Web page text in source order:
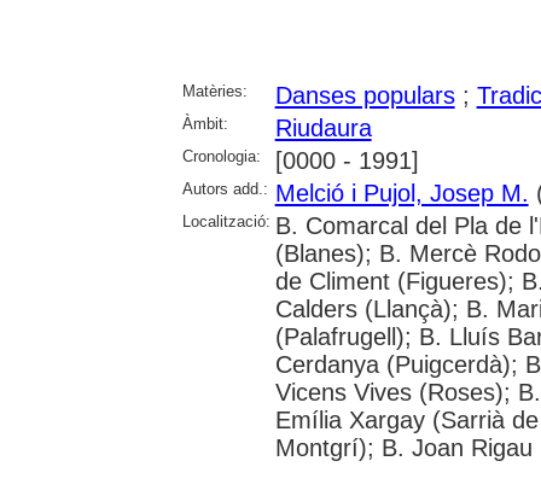
Matèries: Danses populars;
Àmbit: Riudaura
Cronologia: [0000 - 1991]
Autors add.: Melció i Pujol, Josep M.
Localització: B. Comarcal del Pla de
(Blanes); B. Mercè
de Climent (Figueres);
Calders (Llançà); B.
(Palafrugell); B. Lluís
Cerdanya (Puigcerdà);
Vicens Vives (Roses);
Emília Xargay (Sarrià
Montgrí); B. Joan Rigau